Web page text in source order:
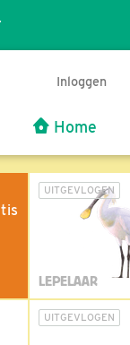
Inloggen
Home
UITGEVLOGEN
LEPELAAR
UITGEVLOGEN